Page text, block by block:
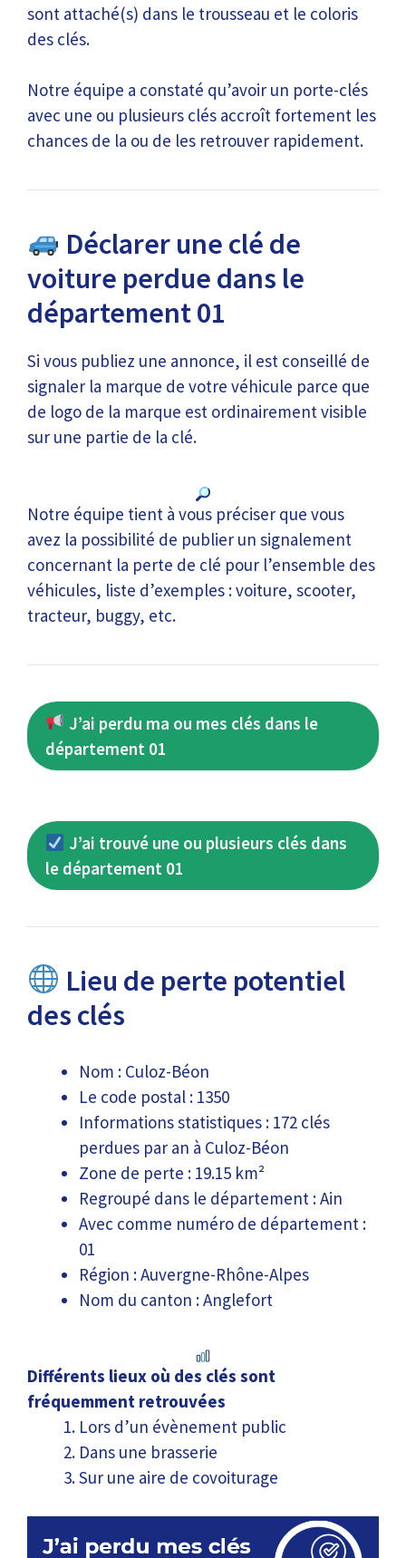
sont attaché(s) dans le trousseau et le coloris
des clés.
Notre équipe a constaté qu’avoir un porte-clés
avec une ou plusieurs clés accroît fortement les
chances de la ou de les retrouver rapidement.
Déclarer une clé de
voiture perdue dans le
département 01
Si vous publiez une annonce, il est conseillé de
signaler la marque de votre véhicule parce que
de logo de la marque est ordinairement visible
sur une partie de la clé.
Notre équipe tient à vous préciser que vous
avez la possibilité de publier un signalement
concernant la perte de clé pour l’ensemble des
véhicules, liste d’exemples : voiture, scooter,
tracteur, buggy, etc.
J’ai perdu ma ou mes clés dans le
département 01
J’ai trouvé une ou plusieurs clés dans
le département 01
Lieu de perte potentiel
des clés
Nom : Culoz-Béon
Le code postal : 1350
Informations statistiques : 172 clés
perdues par an à Culoz-Béon
Zone de perte : 19.15 km²
Regroupé dans le département : Ain
Avec comme numéro de département :
01
Région : Auvergne-Rhône-Alpes
Nom du canton : Anglefort
Différents lieux où des clés sont
fréquemment retrouvées
Lors d’un évènement public
Dans une brasserie
Sur une aire de covoiturage